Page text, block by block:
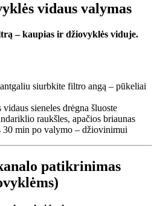
vidaus valymas
– kaupias ir džiovyklės viduje.
siurbkite filtro angą – pūkeliai
sieneles drėgna šluoste
raukšles, apačios briaunas
30 min po valymo – džiovinimui
patikrinimas